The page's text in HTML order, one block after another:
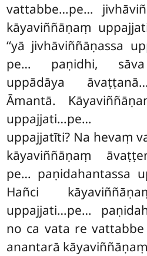
vattabbe…pe…
kāyaviññāṇaṃ
‘‘yā jivhāviññāṇassa
pe… paṇidhi, sāva
uppādāya
Āmantā.
uppajjati…pe…
uppajjatīti? Na hevaṃ
kāyaviññāṇaṃ
pe… paṇidahantassa
Hañci
uppajjati…pe…
no ca vata re vattabbe
anantarā kāyaviññāṇaṃ